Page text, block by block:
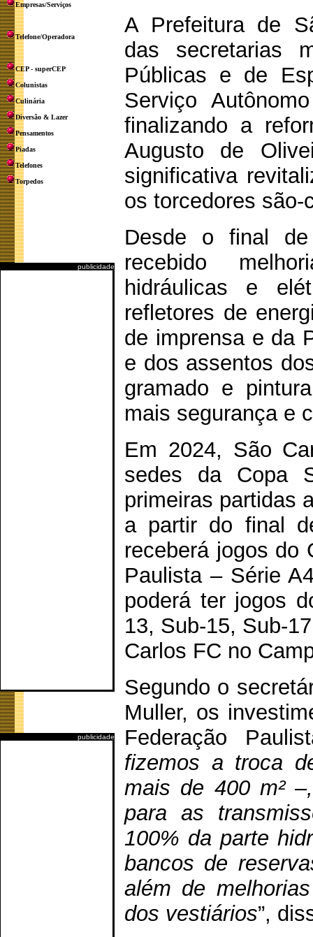
Empresas/Serviços
Telefone/Operadora
CEP - superCEP
Colunistas
Culinária
Diversão & Lazer
Pensamentos
Piadas
Telefones
Torpedos
publicidade
publicidade
A Prefeitura de
das secretarias
Públicas e de
Serviço
finalizando a
Augusto de
significativa
os torcedores
Desde o final
recebido
hidráulicas e
refletores de
de imprensa e da
e dos assentos
gramado e
mais segurança e
Em 2024, São
sedes da Copa
primeiras partidas
a partir do final
receberá jogos do
Paulista – Série
poderá ter jogos
13, Sub-15, Sub-
Carlos FC no
Segundo o
Muller, os
Federação
fizemos a troca
mais de 400 m²
para as
100% da parte
bancos de
além de
dos vestiários”,